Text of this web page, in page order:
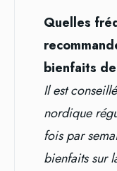
Quelles
bienfaits
Il est
nordique
fois par
bienfaits sur